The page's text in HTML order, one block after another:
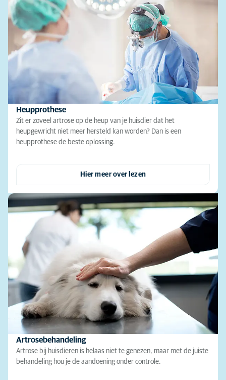
Heupprothese
Zit er zoveel artrose op de heup van je huisdier dat het
heupgewricht niet meer hersteld kan worden? Dan is een
heupprothese de beste oplossing.
Hier meer over lezen
Artrosebehandeling
Artrose bij huisdieren is helaas niet te genezen, maar met de juiste
behandeling hou je de aandoening onder controle.